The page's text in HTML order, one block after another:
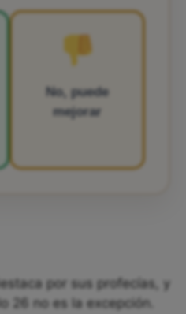
No, puede
mejorar
por sus profecías, y
26 no es la excepción.